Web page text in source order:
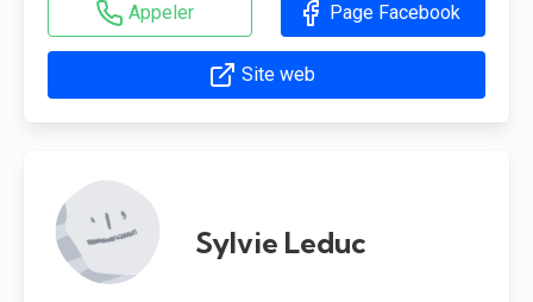
Appeler Page Facebook
Site web
Sylvie Leduc